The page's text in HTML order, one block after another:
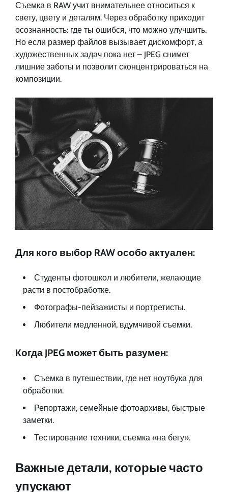
Съемка в RAW учит внимательнее относиться к
свету, цвету и деталям. Через обработку приходит
осознанность: где ты ошибся, что можно улучшить.
Но если размер файлов вызывает дискомфорт, а
художественных задач пока нет – JPEG снимет
лишние заботы и позволит сконцентрироваться на
композиции.
Для кого выбор RAW особо актуален:
Студенты фотошкол и любители, желающие
расти в постобработке.
Фотографы-пейзажисты и портретисты.
Любители медленной, вдумчивой съемки.
Когда JPEG может быть разумен:
Съемка в путешествии, где нет ноутбука для
обработки.
Репортажи, семейные фотоархивы, быстрые
заметки.
Тестирование техники, съемка «на бегу».
Важные детали, которые часто
упускают